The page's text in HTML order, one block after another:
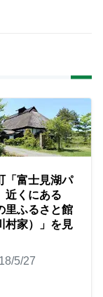
「富士見湖パ
近くにある
里ふるさと館
村家）」を見
5/27